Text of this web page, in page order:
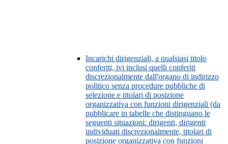
Incarichi dirigenziali, a qualsiasi titolo
conferiti, ivi inclusi quelli conferiti
discrezionalmente dall'organo di indirizzo
politico senza procedure pubbliche di
selezione e titolari di posizione
organizzativa con funzioni dirigenziali (da
pubblicare in tabelle che distinguano le
seguenti situazioni: dirigenti, dirigenti
individuati discrezionalmente, titolari di
posizione organizzativa con funzioni